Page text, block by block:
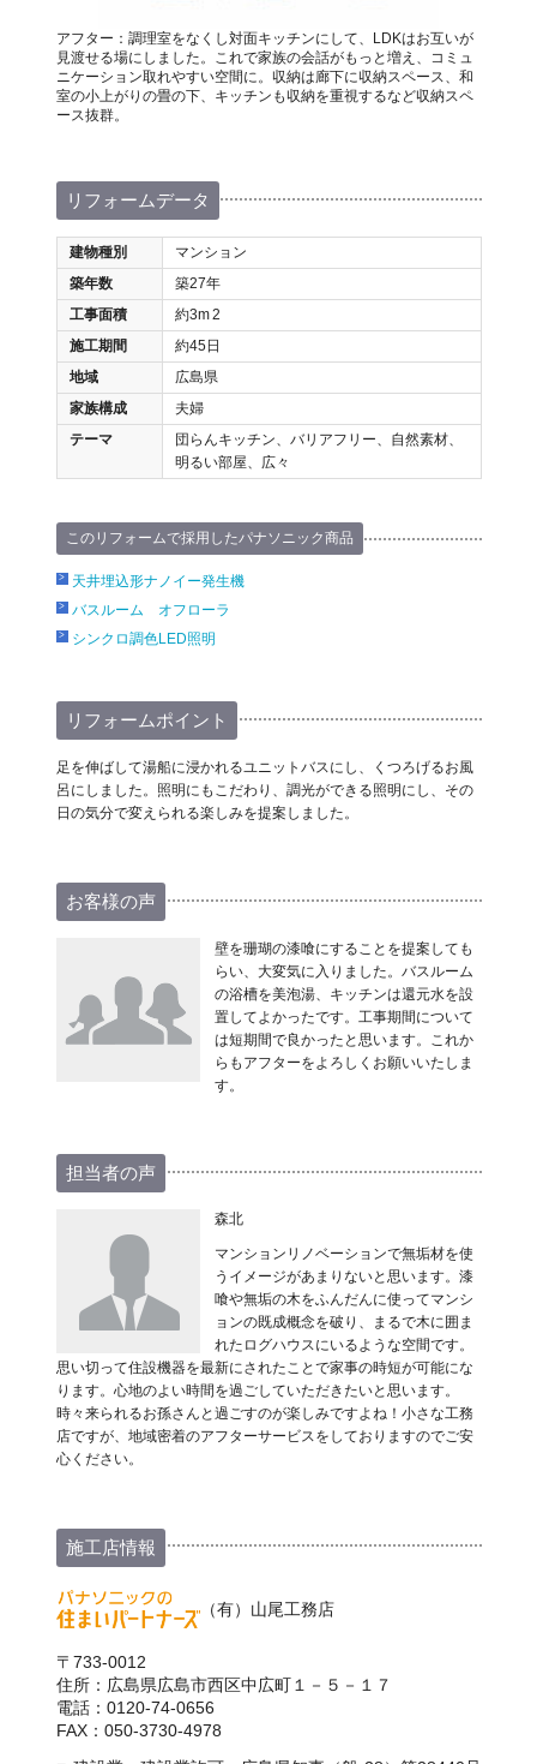
アフター：調理室をなくし対面キッチンにして、LDKはお互いが
見渡せる場にしました。これで家族の会話がもっと増え、コミュ
ニケーション取れやすい空間に。収納は廊下に収納スペース、和
室の小上がりの畳の下、キッチンも収納を重視するなど収納スペ
ース抜群。
リフォームデータ
建物種別
マンション
築年数
築27年
工事面積
約3m2
施工期間
約45日
地域
広島県
家族構成
夫婦
テーマ
団らんキッチン、バリアフリー、自然素材、
明るい部屋、広々
このリフォームで採用したパナソニック商品
天井埋込形ナノイー発生機
バスルーム オフローラ
シンクロ調色LED照明
リフォームポイント
足を伸ばして湯船に浸かれるユニットバスにし、くつろげるお風
呂にしました。照明にもこだわり、調光ができる照明にし、その
日の気分で変えられる楽しみを提案しました。
お客様の声
壁を珊瑚の漆喰にすることを提案しても
らい、大変気に入りました。バスルーム
の浴槽を美泡湯、キッチンは還元水を設
置してよかったです。工事期間について
は短期間で良かったと思います。これか
らもアフターをよろしくお願いいたしま
す。
担当者の声
森北
マンションリノベーションで無垢材を使
うイメージがあまりないと思います。漆
喰や無垢の木をふんだんに使ってマンシ
ョンの既成概念を破り、まるで木に囲ま
れたログハウスにいるような空間です。
思い切って住設機器を最新にされたことで家事の時短が可能にな
ります。心地のよい時間を過ごしていただきたいと思います。
時々来られるお孫さんと過ごすのが楽しみですよね！小さな工務
店ですが、地域密着のアフターサービスをしておりますのでご安
心ください。
施工店情報
（有）山尾工務店
〒733-0012
住所：広島県広島市西区中広町１－５－１７
電話：0120-74-0656
FAX：050-3730-4978